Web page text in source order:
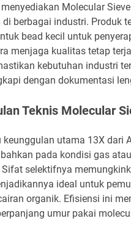
Molecular
berbagai industri. Produk
bead kecil untuk
menjaga kualitas tetap
kebutuhan industri
dengan dokumentasi
Teknis Molecular
keunggulan utama 13X dari
pada kondisi gas
selektifnya
ideal untuk
organik. Efisiensi ini
umur pakai